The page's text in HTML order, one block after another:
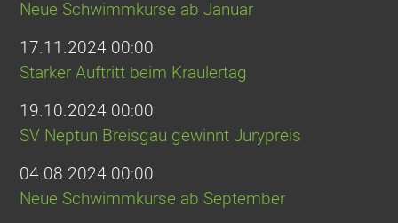
Neue Schwimmkurse ab Januar
17.11.2024 00:00
Starker Auftritt beim Kraulertag
19.10.2024 00:00
SV Neptun Breisgau gewinnt Jurypreis
04.08.2024 00:00
Neue Schwimmkurse ab September